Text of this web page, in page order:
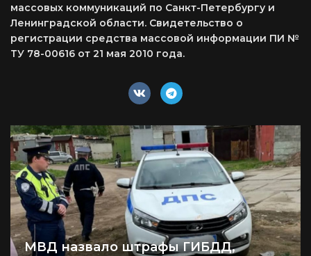
массовых коммуникаций по Санкт-Петербургу и
Ленинградской области. Свидетельство о
регистрации средства массовой информации ПИ №
ТУ 78-00616 от 21 мая 2010 года.
МВД назвало штрафы ГИБДД,